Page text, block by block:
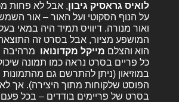
לואיס גראסיק גיבון, אבל לא פחות
על הנוף הסקוטי ועל האור – אור
ואור מנורה. דיוויס תמיד היה במאי
המושפע מציור, אבל בסרט זה
הוא והצלם מייקל מקדונואו מרהיבה
כל פריים בסרט נראה כמו תמונה
במוזיאון (ניתן להתרשם גם
הפוסט שלקוחות מתוך היצירה). אך
בסרט של פריימים בודדים – בכל פעם